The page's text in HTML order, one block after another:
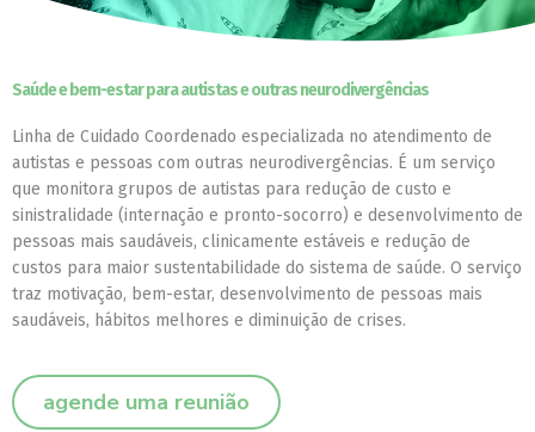
Saúde e bem-estar para autistas e outras neurodivergências
Linha de Cuidado Coordenado especializada no atendimento de
autistas e pessoas com outras neurodivergências. É um serviço
que monitora grupos de autistas para redução de custo e
sinistralidade (internação e pronto-socorro) e desenvolvimento de
pessoas mais saudáveis, clinicamente estáveis e redução de
custos para maior sustentabilidade do sistema de saúde. O serviço
traz motivação, bem-estar, desenvolvimento de pessoas mais
saudáveis, hábitos melhores e diminuição de crises.
agende uma reunião
Necessário
não são
opcionais. São
necessários
para o
funcionamento
do site.
Estatísticas
Para que